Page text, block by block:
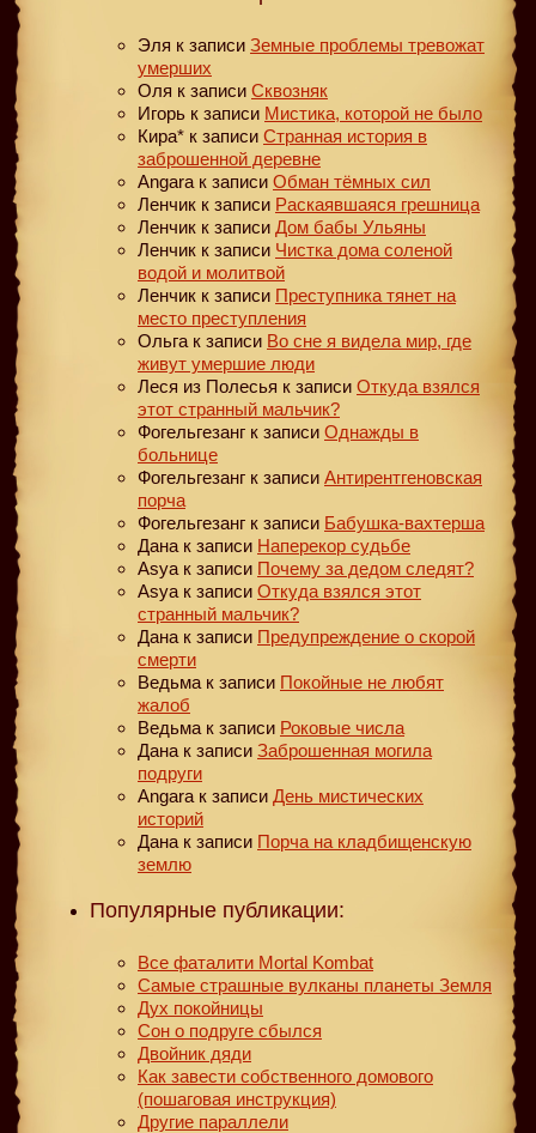
Эля к записи Земные проблемы тревожат
умерших
Оля к записи Сквозняк
Игорь к записи Мистика, которой не было
Кира* к записи Странная история в
заброшенной деревне
Angara к записи Обман тёмных сил
Ленчик к записи Раскаявшаяся грешница
Ленчик к записи Дом бабы Ульяны
Ленчик к записи Чистка дома соленой
водой и молитвой
Ленчик к записи Преступника тянет на
место преступления
Ольга к записи Во сне я видела мир, где
живут умершие люди
Леся из Полесья к записи Откуда взялся
этот странный мальчик?
Фогельгезанг к записи Однажды в
больнице
Фогельгезанг к записи Антирентгеновская
порча
Фогельгезанг к записи Бабушка-вахтерша
Дана к записи Наперекор судьбе
Asya к записи Почему за дедом следят?
Asya к записи Откуда взялся этот
странный мальчик?
Дана к записи Предупреждение о скорой
смерти
Ведьма к записи Покойные не любят
жалоб
Ведьма к записи Роковые числа
Дана к записи Заброшенная могила
подруги
Angara к записи День мистических
историй
Дана к записи Порча на кладбищенскую
землю
Популярные публикации:
Все фаталити Mortal Kombat
Самые страшные вулканы планеты Земля
Дух покойницы
Сон о подруге сбылся
Двойник дяди
Как завести собственного домового
(пошаговая инструкция)
Другие параллели